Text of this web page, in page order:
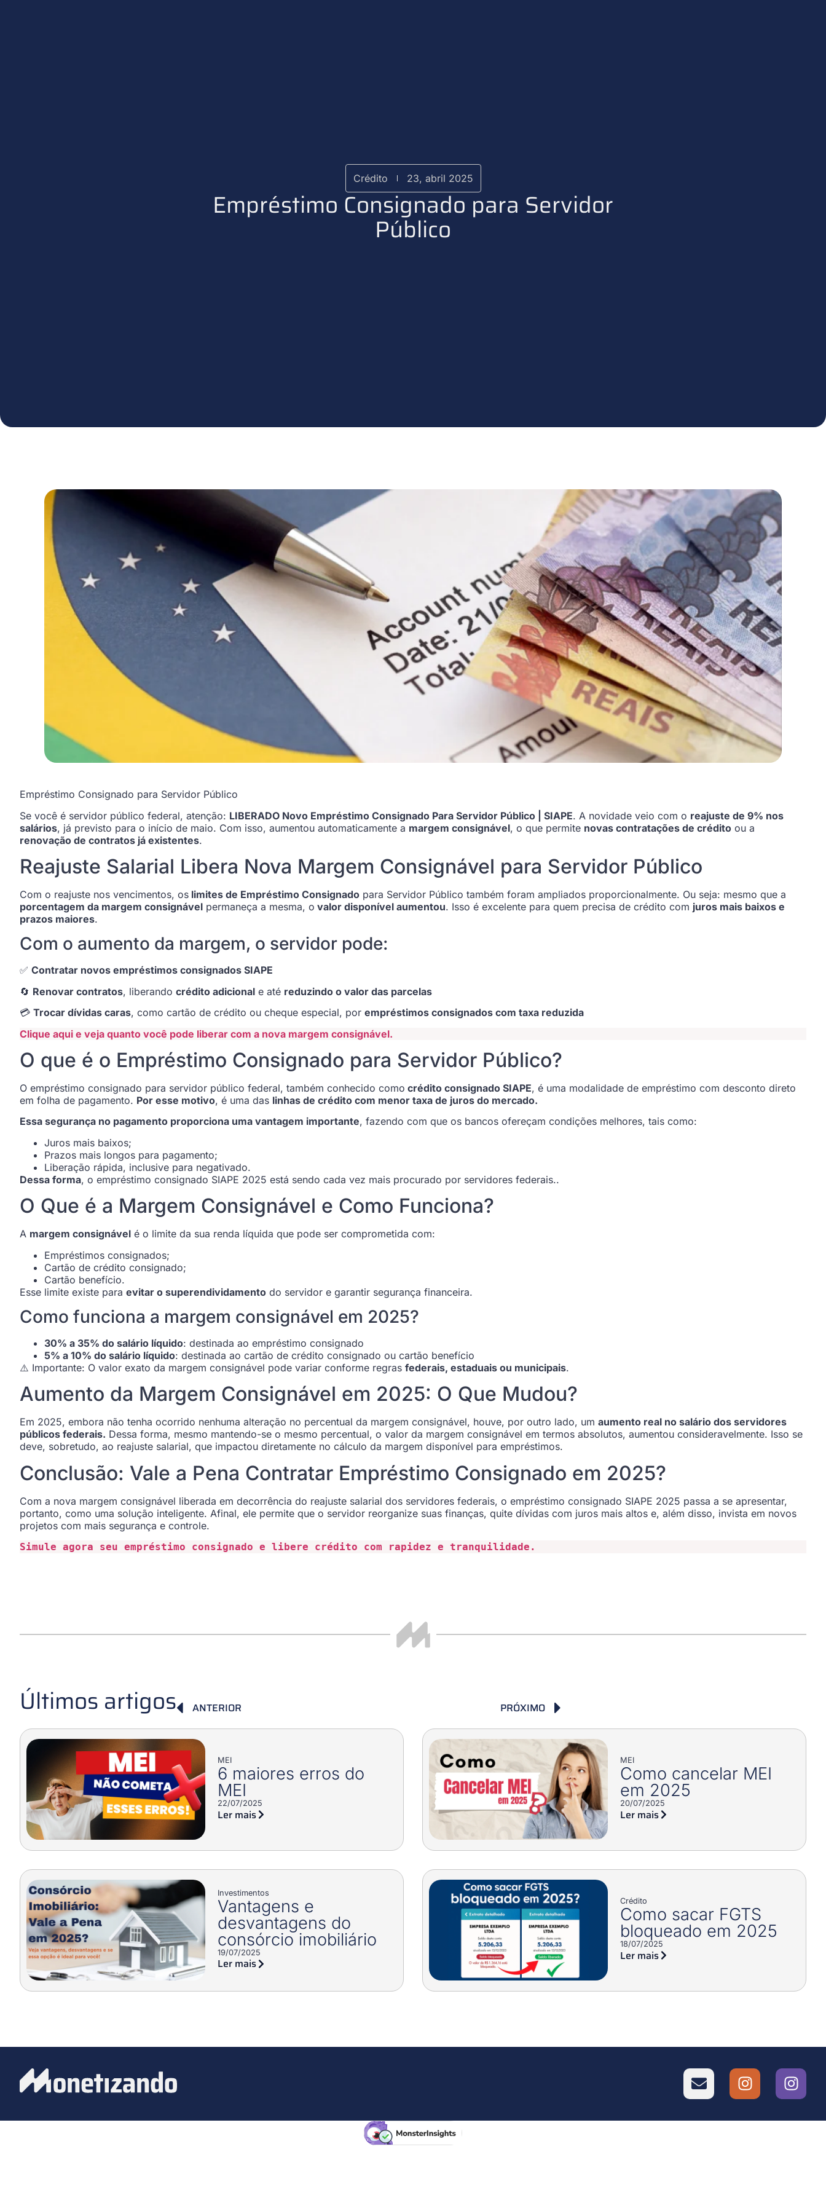
Crédito 23, abril 2025
Empréstimo Consignado para Servidor
Público
Empréstimo Consignado para Servidor Público
Se você é servidor público federal, atenção: LIBERADO Novo Empréstimo Consignado Para Servidor Público | SIAPE. A novidade veio com o reajuste de 9% nos
salários, já previsto para o início de maio. Com isso, aumentou automaticamente a margem consignável, o que permite novas contratações de crédito ou a
renovação de contratos já existentes.
Reajuste Salarial Libera Nova Margem Consignável para Servidor Público
Com o reajuste nos vencimentos, os limites de Empréstimo Consignado para Servidor Público também foram ampliados proporcionalmente. Ou seja: mesmo que a
porcentagem da margem consignável permaneça a mesma, o valor disponível aumentou. Isso é excelente para quem precisa de crédito com juros mais baixos e
prazos maiores.
Com o aumento da margem, o servidor pode:
✅ Contratar novos empréstimos consignados SIAPE
🔄 Renovar contratos, liberando crédito adicional e até reduzindo o valor das parcelas
💳 Trocar dívidas caras, como cartão de crédito ou cheque especial, por empréstimos consignados com taxa reduzida
Clique aqui e veja quanto você pode liberar com a nova margem consignável.
O que é o Empréstimo Consignado para Servidor Público?
O empréstimo consignado para servidor público federal, também conhecido como crédito consignado SIAPE, é uma modalidade de empréstimo com desconto direto
em folha de pagamento. Por esse motivo, é uma das linhas de crédito com menor taxa de juros do mercado.
Essa segurança no pagamento proporciona uma vantagem importante, fazendo com que os bancos ofereçam condições melhores, tais como:
Juros mais baixos;
Prazos mais longos para pagamento;
Liberação rápida, inclusive para negativado.
Dessa forma, o empréstimo consignado SIAPE 2025 está sendo cada vez mais procurado por servidores federais..
O Que é a Margem Consignável e Como Funciona?
A margem consignável é o limite da sua renda líquida que pode ser comprometida com:
Empréstimos consignados;
Cartão de crédito consignado;
Cartão benefício.
Esse limite existe para evitar o superendividamento do servidor e garantir segurança financeira.
Como funciona a margem consignável em 2025?
30% a 35% do salário líquido: destinada ao empréstimo consignado
5% a 10% do salário líquido: destinada ao cartão de crédito consignado ou cartão benefício
⚠️ Importante: O valor exato da margem consignável pode variar conforme regras federais, estaduais ou municipais.
Aumento da Margem Consignável em 2025: O Que Mudou?
Em 2025, embora não tenha ocorrido nenhuma alteração no percentual da margem consignável, houve, por outro lado, um aumento real no salário dos servidores
públicos federais. Dessa forma, mesmo mantendo-se o mesmo percentual, o valor da margem consignável em termos absolutos, aumentou consideravelmente. Isso se
deve, sobretudo, ao reajuste salarial, que impactou diretamente no cálculo da margem disponível para empréstimos.
Conclusão: Vale a Pena Contratar Empréstimo Consignado em 2025?
Com a nova margem consignável liberada em decorrência do reajuste salarial dos servidores federais, o empréstimo consignado SIAPE 2025 passa a se apresentar,
portanto, como uma solução inteligente. Afinal, ele permite que o servidor reorganize suas finanças, quite dívidas com juros mais altos e, além disso, invista em novos
projetos com mais segurança e controle.
Simule agora seu empréstimo consignado e libere crédito com rapidez e tranquilidade.
Últimos artigos ANTERIOR PRÓXIMO
MEI
6 maiores erros do
MEI
22/07/2025
Ler mais
MEI
Como cancelar MEI
em 2025
20/07/2025
Ler mais
Investimentos
Vantagens e
desvantagens do
consórcio imobiliário
19/07/2025
Ler mais
Crédito
Como sacar FGTS
bloqueado em 2025
18/07/2025
Ler mais